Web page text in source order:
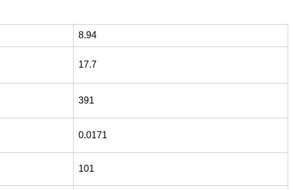
8.94
17.7
391
0.0171
101